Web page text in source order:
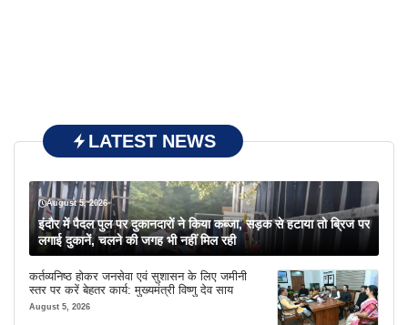
LATEST NEWS
August 5, 2026
इंदौर में पैदल पुल पर दुकानदारों ने किया कब्जा, सड़क से हटाया तो ब्रिज पर
लगाई दुकानें, चलने की जगह भी नहीं मिल रही
कर्तव्यनिष्ठ होकर जनसेवा एवं सुशासन के लिए जमीनी
स्तर पर करें बेहतर कार्य: मुख्यमंत्री विष्णु देव साय
August 5, 2026